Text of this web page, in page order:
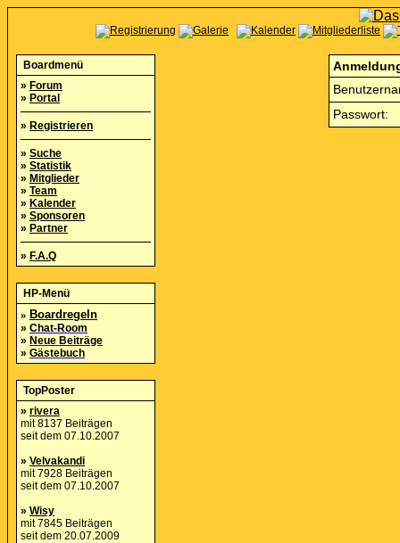
Boardmenü
» Forum
» Portal
» Registrieren
» Suche
» Statistik
» Mitglieder
» Team
» Kalender
» Sponsoren
» Partner
» F.A.Q
HP-Menü
» Boardregeln
» Chat-Room
» Neue Beiträge
» Gästebuch
TopPoster
» rivera
mit 8137 Beiträgen
seit dem 07.10.2007
» Velvakandi
mit 7928 Beiträgen
seit dem 07.10.2007
» Wisy
mit 7845 Beiträgen
seit dem 20.07.2009
Passwort: